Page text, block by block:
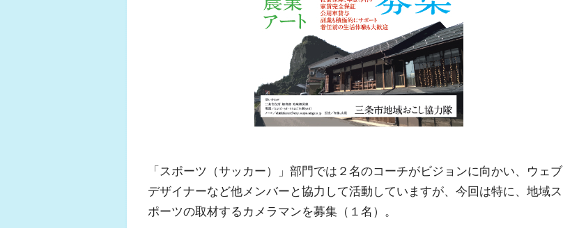
「スポーツ（サッカー）」部門では２名のコーチがビジョンに向かい、ウェブ
デザイナーなど他メンバーと協力して活動していますが、今回は特に、地域ス
ポーツの取材するカメラマンを募集（１名）。
ふくらはぎの張りや疲れに
ジュニアレッグリカバリー